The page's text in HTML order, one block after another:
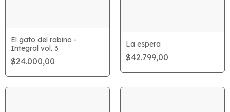
El gato del rabino -
Integral vol. 3
$24.000,00
La espera
$42.799,00